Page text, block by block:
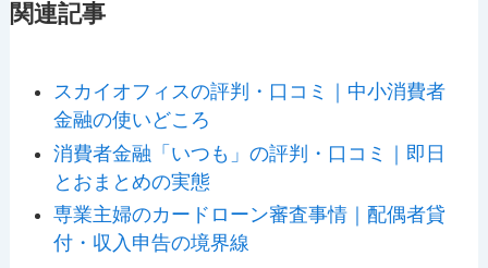
関連記事
スカイオフィスの評判・口コミ｜中小消費者
金融の使いどころ
消費者金融「いつも」の評判・口コミ｜即日
とおまとめの実態
専業主婦のカードローン審査事情｜配偶者貸
付・収入申告の境界線